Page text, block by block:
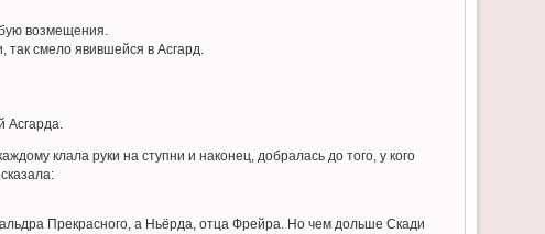
возмещения.
смело явившейся в Асгард.
Асгарда.
клала руки на ступни и наконец, добралась до того, у кого
Прекрасного, а Ньёрда, отца Фрейра. Но чем дольше Скади